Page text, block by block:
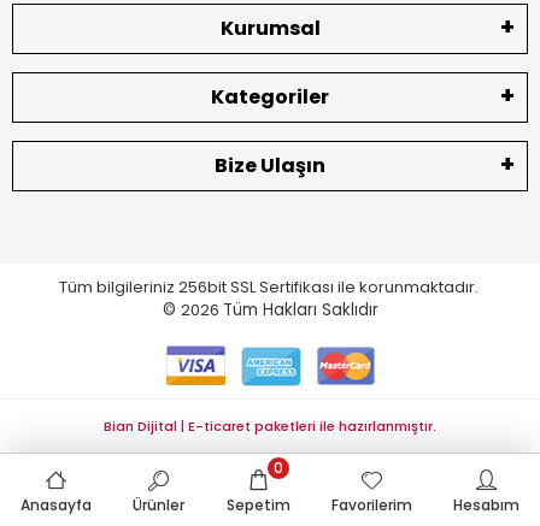
Kurumsal
Kategoriler
Bize Ulaşın
Tüm bilgileriniz 256bit SSL Sertifikası ile korunmaktadır.
© 2026 Tüm Hakları Saklıdır
Anasayfa Ürünler Sepetim
0
Favorilerim
Hesabım
Bian Dijital | E-ticaret paketleri ile hazırlanmıştır.